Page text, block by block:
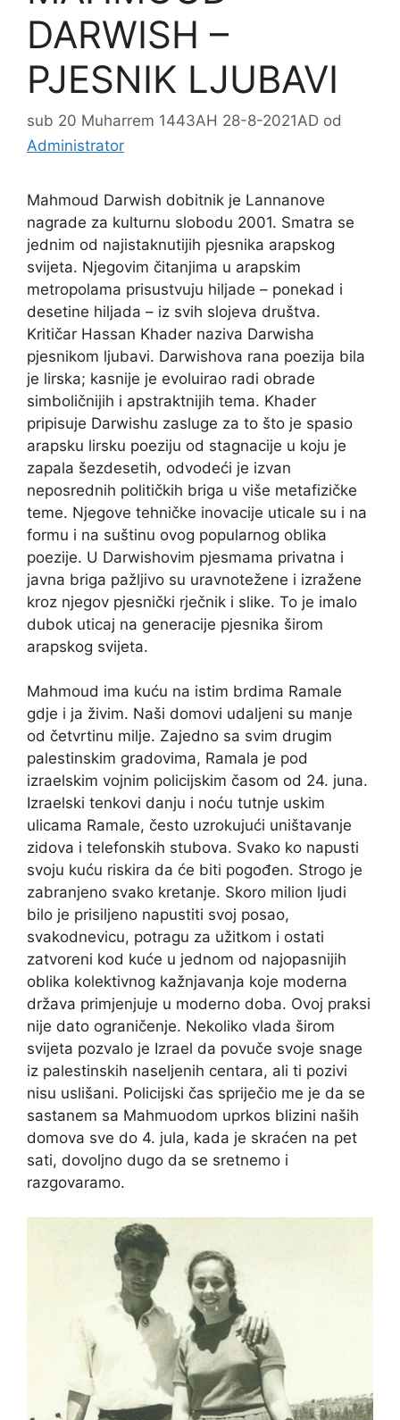
DARWISH –
PJESNIK LJUBAVI
sub 20 Muharrem 1443AH 28-8-2021AD od
Administrator
Mahmoud Darwish dobitnik je Lannanove
nagrade za kulturnu slobodu 2001. Smatra se
jednim od najistaknutijih pjesnika arapskog
svijeta. Njegovim čitanjima u arapskim
metropolama prisustvuju hiljade – ponekad i
desetine hiljada – iz svih slojeva društva.
Kritičar Hassan Khader naziva Darwisha
pjesnikom ljubavi. Darwishova rana poezija bila
je lirska; kasnije je evoluirao radi obrade
simboličnijih i apstraktnijih tema. Khader
pripisuje Darwishu zasluge za to što je spasio
arapsku lirsku poeziju od stagnacije u koju je
zapala šezdesetih, odvodeći je izvan
neposrednih političkih briga u više metafizičke
teme. Njegove tehničke inovacije uticale su i na
formu i na suštinu ovog popularnog oblika
poezije. U Darwishovim pjesmama privatna i
javna briga pažljivo su uravnotežene i izražene
kroz njegov pjesnički rječnik i slike. To je imalo
dubok uticaj na generacije pjesnika širom
arapskog svijeta.
Mahmoud ima kuću na istim brdima Ramale
gdje i ja živim. Naši domovi udaljeni su manje
od četvrtinu milje. Zajedno sa svim drugim
palestinskim gradovima, Ramala je pod
izraelskim vojnim policijskim časom od 24. juna.
Izraelski tenkovi danju i noću tutnje uskim
ulicama Ramale, često uzrokujući uništavanje
zidova i telefonskih stubova. Svako ko napusti
svoju kuću riskira da će biti pogođen. Strogo je
zabranjeno svako kretanje. Skoro milion ljudi
bilo je prisiljeno napustiti svoj posao,
svakodnevicu, potragu za užitkom i ostati
zatvoreni kod kuće u jednom od najopasnijih
oblika kolektivnog kažnjavanja koje moderna
država primjenjuje u moderno doba. Ovoj praksi
nije dato ograničenje. Nekoliko vlada širom
svijeta pozvalo je Izrael da povuče svoje snage
iz palestinskih naseljenih centara, ali ti pozivi
nisu uslišani. Policijski čas spriječio me je da se
sastanem sa Mahmuodom uprkos blizini naših
domova sve do 4. jula, kada je skraćen na pet
sati, dovoljno dugo da se sretnemo i
razgovaramo.